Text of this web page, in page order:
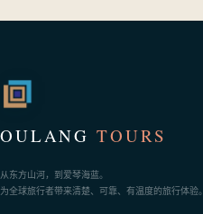
OULANG TOURS
从东方山河，到爱琴海蓝。
为全球旅行者带来清楚、可靠、有温度的旅行体验。